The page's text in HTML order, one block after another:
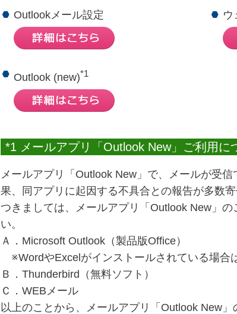
Outlookメール設定 ウ
Outlook (new)*1
*1 メールアプリ「Outlook New」ご利用に
メールアプリ「Outlook New」で、メールが受
果、同アプリに起因する不具合との報告が多数寄
つきましては、メールアプリ「Outlook New」
い。
Ａ．Microsoft Outlook（製品版Office）
※WordやExcelがインストールされている場合
Ｂ．Thunderbird（無料ソフト）
Ｃ．WEBメール
以上のことから、メールアプリ「Outlook New」